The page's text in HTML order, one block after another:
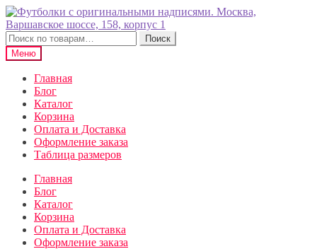
Перейти
к
навигации
Перейти
к
содержимому
Искать:
Поиск
Меню
Главная
Блог
Каталог
Корзина
Оплата и Доставка
Оформление заказа
Таблица размеров
Главная
Блог
Каталог
Корзина
Оплата и Доставка
Оформление заказа